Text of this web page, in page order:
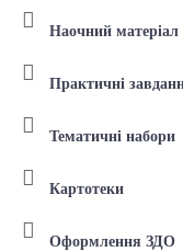
Наочний матеріал
Практичні
Тематичні набори
Картотеки
Оформлення ЗДО